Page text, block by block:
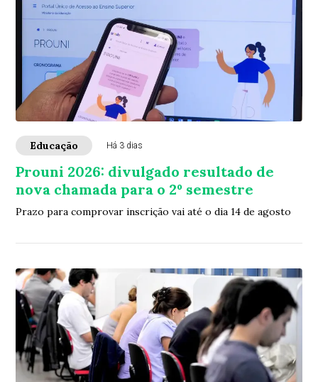
Educação Há 3 dias
Prouni 2026: divulgado resultado de
nova chamada para o 2º semestre
Prazo para comprovar inscrição vai até o dia 14 de agosto